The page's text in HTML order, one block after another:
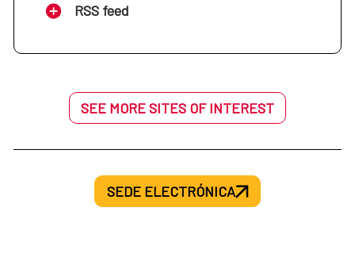
RSS feed
SEE MORE SITES OF INTEREST
SEDE ELECTRÓNICA